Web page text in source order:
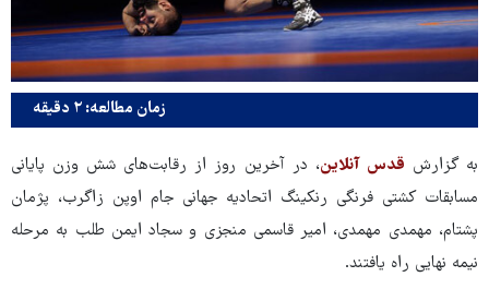
زمان مطالعه: ۲ دقیقه
به گزارش قدس آنلاین، در آخرین روز از رقابت‌های شش وزن پایانی
مسابقات کشتی فرنگی رنکینگ اتحادیه جهانی جام اوپن زاگرب، پژمان
پشتام، مهمدی مهمدی، امیر قاسمی منجزی و سجاد ایمن طلب به مرحله
نیمه نهایی راه یافتند.